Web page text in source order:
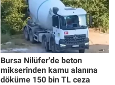
Bursa Nilüfer'de beton
mikserinden kamu alanına
döküme 150 bin TL ceza